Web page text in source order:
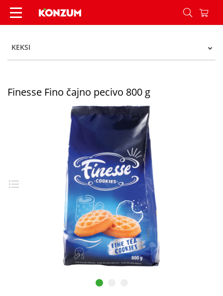
Finesse Fino čajno pecivo 800 g - Konzum
KEKSI
Finesse Fino čajno pecivo 800 g